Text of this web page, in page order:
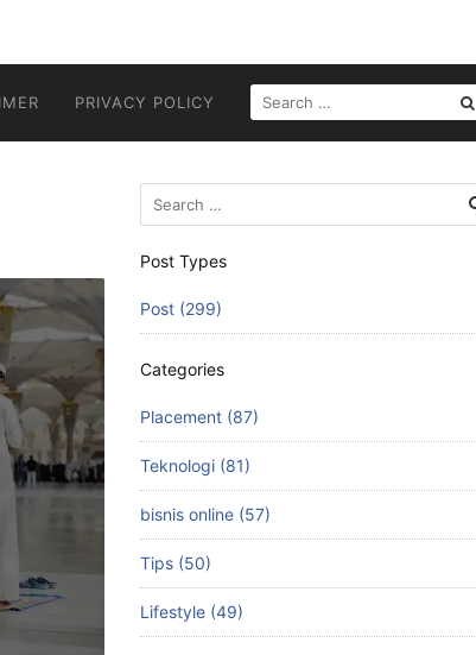
PRIVACY POLICY
FOR:
Search
for:
Post Types
Post (299)
Categories
Placement (87)
Teknologi (81)
bisnis online (57)
Tips (50)
Lifestyle (49)